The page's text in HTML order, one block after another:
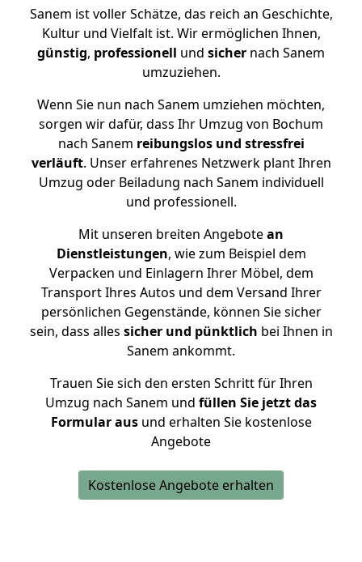
Sanem ist voller Schätze, das reich an Geschichte,
Kultur und Vielfalt ist. Wir ermöglichen Ihnen,
günstig, professionell und sicher nach Sanem
umzuziehen.
Wenn Sie nun nach Sanem umziehen möchten,
sorgen wir dafür, dass Ihr Umzug von Bochum
nach Sanem reibungslos und stressfrei
verläuft. Unser erfahrenes Netzwerk plant Ihren
Umzug oder Beiladung nach Sanem individuell
und professionell.
Mit unseren breiten Angebotean
Dienstleistungen, wie zum Beispiel dem
Verpacken und Einlagern Ihrer Möbel, dem
Transport Ihres Autos und dem Versand Ihrer
persönlichen Gegenstände, können Sie sicher
sein, dass alles sicher und pünktlich bei Ihnen in
Sanem ankommt.
Trauen Sie sich den ersten Schritt für Ihren
Umzug nach Sanem und füllen Sie jetzt das
Formular ausund erhalten Sie kostenlose
Angebote
Kostenlose Angebote erhalten